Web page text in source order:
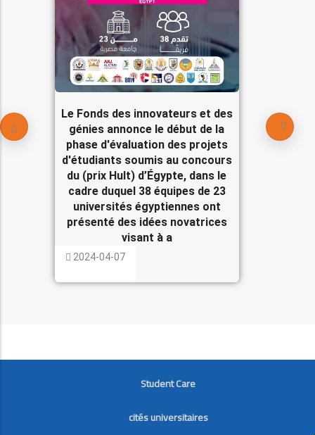
Le Fonds des innovateurs et des
génies annonce le début de la
phase d'évaluation des projets
d'étudiants soumis au concours
du (prix Hult) d’Égypte, dans le
cadre duquel 38 équipes de 23
universités égyptiennes ont
présenté des idées novatrices
visant à a
2024-04-07
FOOTER
Student Care
cités universitaires